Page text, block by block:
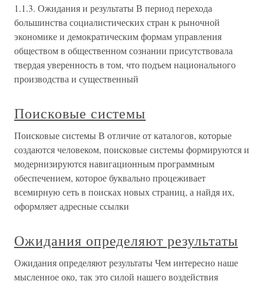
1.1.3. Ожидания и результаты В период перехода
большинства социалистических стран к рыночной
экономике и демократическим формам управления
обществом в общественном сознании присутствовала
твердая уверенность в том, что подъем национального
производства и существенный
Поисковые системы
Поисковые системы В отличие от каталогов, которые
создаются человеком, поисковые системы формируются и
модернизируются навигационным программным
обеспечением, которое буквально процеживает
всемирную сеть в поисках новых страниц, а найдя их,
оформляет адресные ссылки
Ожидания определяют результаты
Ожидания определяют результаты Чем интересно наше
мысленное око, так это силой нашего воздействия